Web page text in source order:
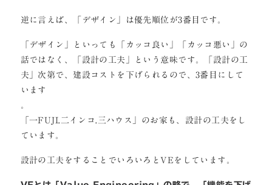
逆に言えば、「デザイン」は優先順位が3番目です。
「デザイン」といっても「カッコ良い」「カッコ悪い」の
話ではなく、「設計の工夫」という意味です。「設計の工
夫」次第で、建設コストを下げられるので、3番目にして
います
。
「一FUJI.二インコ.三ハウス」のお家も、設計の工夫をし
ています。
設計の工夫をすることでいろいろとVEをしています。